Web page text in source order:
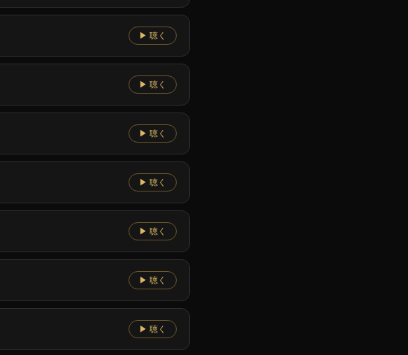
▶ 聴く
▶ 聴く
▶ 聴く
▶ 聴く
▶ 聴く
▶ 聴く
▶ 聴く